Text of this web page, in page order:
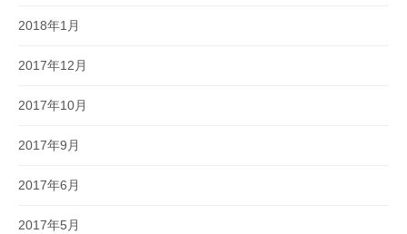
2018年1月
2017年12月
2017年10月
2017年9月
2017年6月
2017年5月